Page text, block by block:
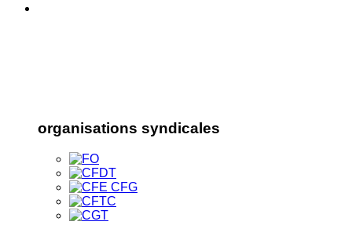
organisations syndicales